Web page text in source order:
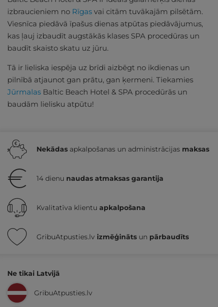
izbraucieniem no Rīgas vai citām tuvākajām pilsētām.
Viesnīca piedāvā īpašus dienas atpūtas piedāvājumus,
kas ļauj izbaudīt augstākās klases SPA procedūras un
baudīt skaisto skatu uz jūru.
Tā ir lieliska iespēja uz brīdi aizbēgt no ikdienas un
pilnībā atjaunot gan prātu, gan ķermeni. Tiekamies
Jūrmalas Baltic Beach Hotel & SPA procedūrās un
baudām lielisku atpūtu!
Nekādas apkalpošanas un administrācijas maksas
14 dienu naudas atmaksas garantija
Kvalitatīva klientu apkalpošana
GribuAtpusties.lv izmēģināts un pārbaudīts
Ne tikai Latvijā
GribuAtpusties.lv